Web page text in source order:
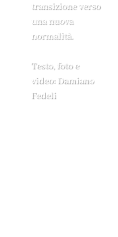
transizione verso
una nuova
normalità.
Testo, foto e
video: Damiano
Fedeli